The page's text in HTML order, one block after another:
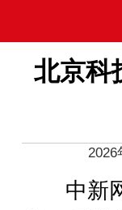
北京科
中新网